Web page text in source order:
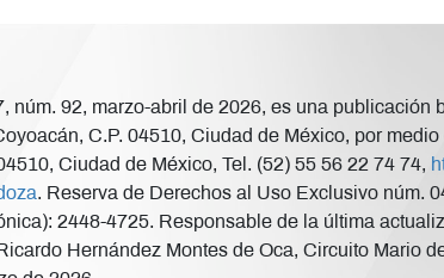
núm. 92, marzo-abril de 2026, es una
C.P. 04510, Ciudad de México, por
Ciudad de México, Tel. (52) 55 56 22 74 74,
. Reserva de Derechos al Uso Exclusivo núm.
2448-4725. Responsable de la última
Hernández Montes de Oca, Circuito Mario